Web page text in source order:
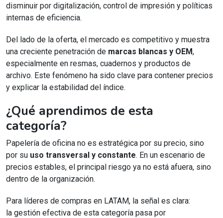
disminuir por digitalización, control de impresión y políticas
internas de eficiencia.
Del lado de la oferta, el mercado es competitivo y muestra
una creciente penetración de marcas blancas y OEM,
especialmente en resmas, cuadernos y productos de
archivo. Este fenómeno ha sido clave para contener precios
y explicar la estabilidad del índice.
¿Qué aprendimos de esta
categoría?
Papelería de oficina no es estratégica por su precio, sino
por su uso transversal y constante. En un escenario de
precios estables, el principal riesgo ya no está afuera, sino
dentro de la organización.
Para líderes de compras en LATAM, la señal es clara:
la gestión efectiva de esta categoría pasa por